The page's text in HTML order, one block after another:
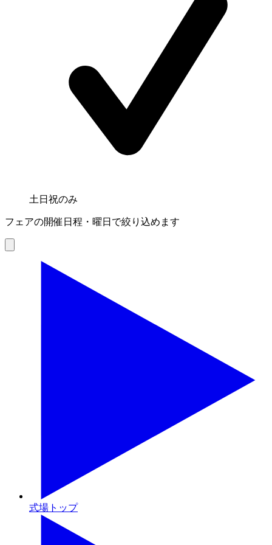
土日祝のみ
フェアの開催日程・曜日で絞り込めます
式場トップ